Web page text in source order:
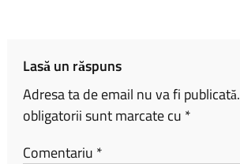
Lasă un răspuns
Adresa ta de email nu va fi publicată.
obligatorii sunt marcate cu *
Comentariu *